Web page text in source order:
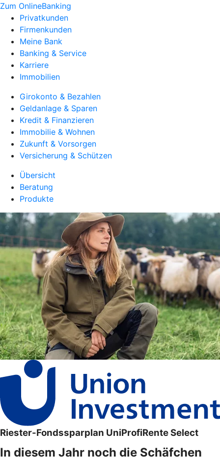
Zum OnlineBanking
Privatkunden
Firmenkunden
Meine Bank
Banking & Service
Karriere
Immobilien
Girokonto & Bezahlen
Geldanlage & Sparen
Kredit & Finanzieren
Immobilie & Wohnen
Zukunft & Vorsorgen
Versicherung & Schützen
Übersicht
Beratung
Produkte
Riester-Fondssparplan UniProfiRente Select
In diesem Jahr noch die Schäfchen